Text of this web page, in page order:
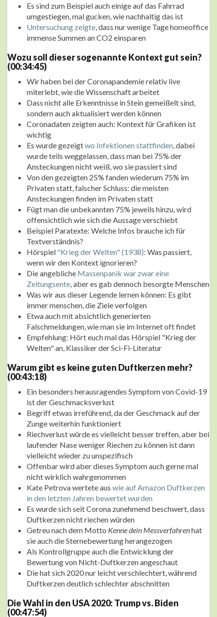
Es sind zum Beispiel auch einige auf das Fahrrad
umgestiegen, mal gucken, wie nachhaltig das ist
Untersuchung zeigte , dass nur wenige Tage homeoffice
immense Summen an CO2 einsparen
Wozu soll dieser sogenannte Kontext gut sein?
(00:34:45)
Wir haben bei der Coronapandemie relativ live
miterlebt, wie die Wissenschaft arbeitet
Dass nicht alle Erkenntnisse in Stein gemeißelt sind,
sondern auch aktualisiert werden können
Coronadaten zeigten auch: Kontext für Grafiken ist
wichtig
Es wurde gezeigtwo Infektionen stattfinden , dabei
wurde teils weggelassen, dass man bei 75% der
Ansteckungen nicht weiß, wo sie passiert sind
Von den gezeigten 25% fanden wiederum 75% im
Privaten statt, falscher Schluss: die meisten
Ansteckungen finden im Privaten statt
Fügt man die unbekannten 75% jeweils hinzu, wird
offensichtlich wie sich die Aussage verschiebt
Beispiel Paratexte: Welche Infos brauche ich für
Textverständnis?
Hörspiel "Krieg der Welten" (1938): Was passiert,
wenn wir den Kontext ignorieren?
Die angebliche Massenpanik war zwar eine
Zeitungsente , aber es gab dennoch besorgte Menschen
Was wir aus dieser Legende lernen können: Es gibt
immer menschen, die Ziele verfolgen
Etwa auch mit absichtlich generierten
Falschmeldungen, wie man sie im Internet oft findet
Empfehlung: Hört euch mal das Hörspiel "Krieg der
Welten" an, Klassiker der Sci-Fi-Literatur
Warum gibt es keine guten Duftkerzen mehr?
(00:43:18)
Ein besonders herausragendes Symptom von Covid-19
ist der Geschmacksverlust
Begriff etwas irreführend, da der Geschmack auf der
Zunge weiterhin funktioniert
Riechverlust würde es vielleicht besser treffen, aber bei
laufender Nase weniger Riechen zu können ist dann
vielleicht wieder zu unspezifisch
Offenbar wird aber dieses Symptom auch gerne mal
nicht wirklich wahrgenommen
Kate Petrova wertete aus wie auf Amazon Duftkerzen
in den letzten Jahren bewertet wurden
Es wurde sich seit Corona zunehmend beschwert, dass
Duftkerzen nicht riechen würden
Getreu nach dem Motto Kenne dein Messverfahrenhat
sie auch die Sternebewertung herangezogen
Als Kontrollgruppe auch die Entwicklung der
Bewertung von Nicht-Duftkerzen angeschaut
Die hat sich 2020 nur leicht verschlechtert, während
Duftkerzen deutlich schlechter abschnitten
Die Wahl in den USA 2020: Trump vs. Biden
(00:47:54)